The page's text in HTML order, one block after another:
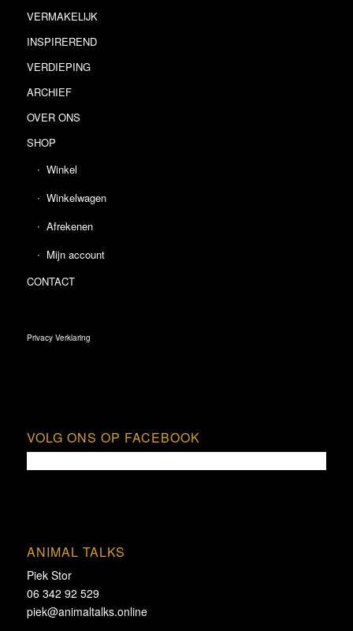
VERMAKELIJK
INSPIREREND
VERDIEPING
ARCHIEF
OVER ONS
SHOP
Winkel
Winkelwagen
Afrekenen
Mijn account
CONTACT
Privacy Verklaring
VOLG ONS OP FACEBOOK
ANIMAL TALKS
Piek Stor
06 342 92 529
piek@animaltalks.online